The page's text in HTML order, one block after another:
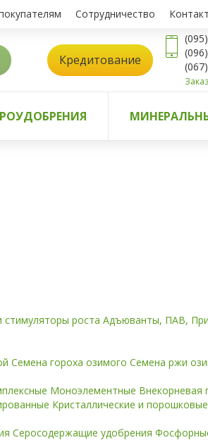
Сотрудничество
Кредитование
стимуляторы роста Адъюванты, ПАВ,
Семена гороха озимого Семена ржи
Моноэлементные Внекорневая
Кристаллические и порошковые
Серосодержащие удобрения